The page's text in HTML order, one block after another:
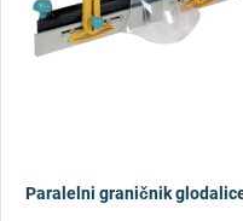
Paralelni graničnik